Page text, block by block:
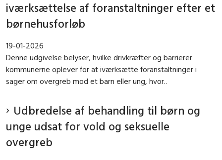
iværksættelse af foranstaltninger efter et
børnehusforløb
19-01-2026
Denne udgivelse belyser, hvilke drivkræfter og barrierer
kommunerne oplever for at iværksætte foranstaltninger i
sager om overgreb mod et barn eller ung, hvor..
Udbredelse af behandling til børn og
unge udsat for vold og seksuelle
overgreb